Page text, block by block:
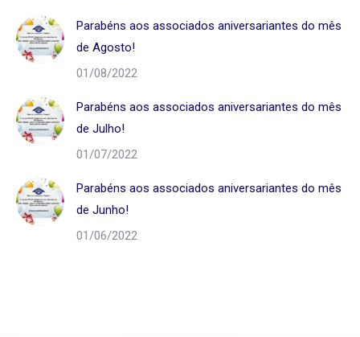
Parabéns aos associados aniversariantes do mês
de Agosto!
01/08/2022
Parabéns aos associados aniversariantes do mês
de Julho!
01/07/2022
Parabéns aos associados aniversariantes do mês
de Junho!
01/06/2022